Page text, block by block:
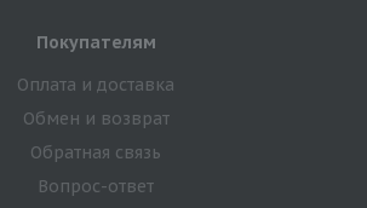
Покупателям
Оплата и доставка
Обмен и возврат
Обратная связь
Вопрос-ответ